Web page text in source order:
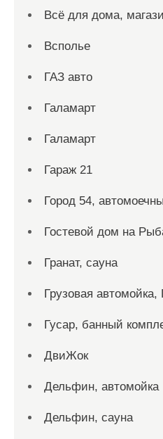
Всё для дома,
Всполье
ГАЗ авто
Галамарт
Галамарт
Гараж 21
Город 54,
Гостевой дом на
Гранат, сауна
Грузовая автомойка,
Гусар, банный
ДвиЖок
Дельфин, автомойка
Дельфин, сауна